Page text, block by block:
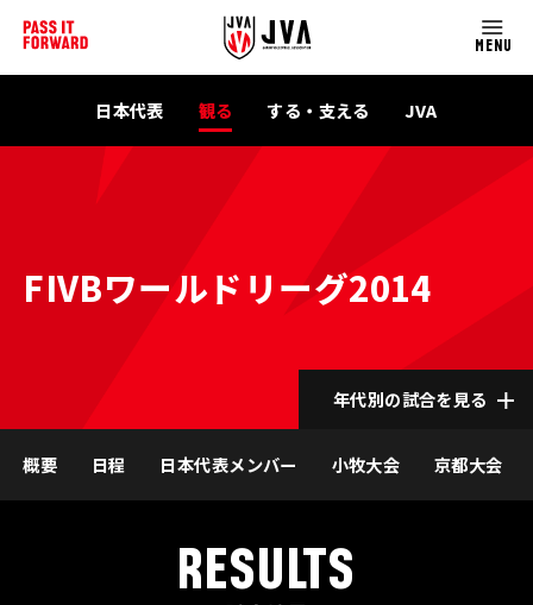
MENU
日本代表 観る する・支える JVA
FIVBワールドリーグ2014
年代別の試合を見る
概要 日程 日本代表メンバー 小牧大会 京都大会
RESULTS